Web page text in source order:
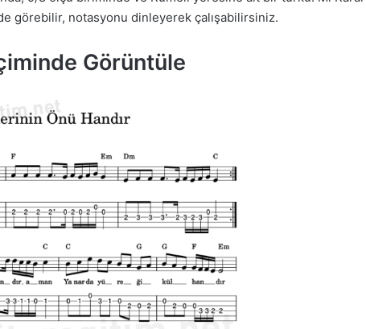
görebilir, notasyonu dinleyerek çalışabilirsiniz.
Görüntüle